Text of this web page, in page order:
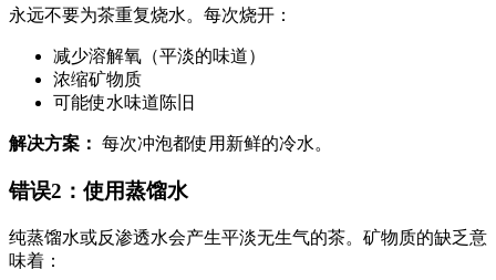
永远不要为茶重复烧水。每次烧开：
减少溶解氧（平淡的味道）
浓缩矿物质
可能使水味道陈旧
解决方案： 每次冲泡都使用新鲜的冷水。
错误2：使用蒸馏水
纯蒸馏水或反渗透水会产生平淡无生气的茶。矿物质的缺乏意
味着：